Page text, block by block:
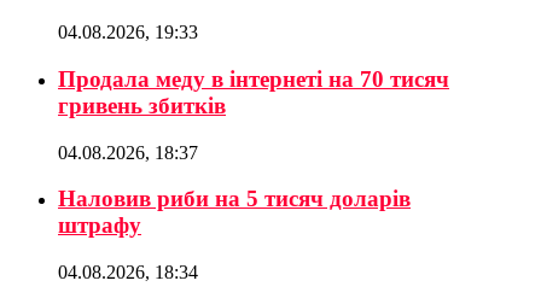
04.08.2026, 19:33
Продала меду в інтернеті на 70 тисяч
гривень збитків
04.08.2026, 18:37
Наловив риби на 5 тисяч доларів
штрафу
04.08.2026, 18:34